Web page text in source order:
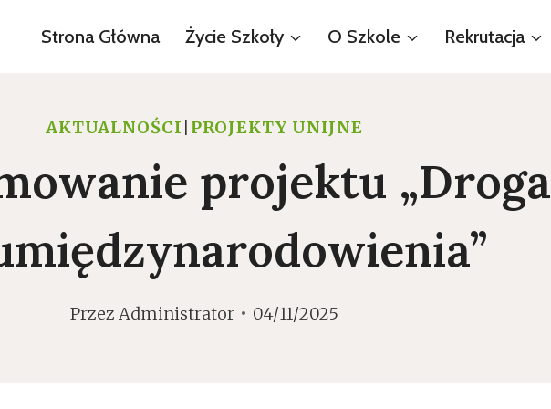
Strona Główna Życie Szkoły O Szkole Rekrutacja
AKTUALNOŚCI | PROJEKTY UNIJNE
projektu „Droga
Przez Administrator 04/11/2025